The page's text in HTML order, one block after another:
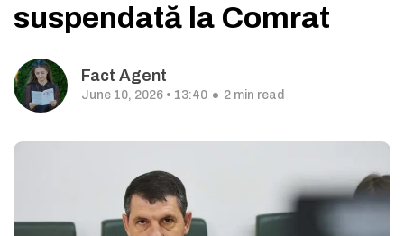
suspendată la Comrat
Fact Agent
June 10, 2026 • 13:40 2 min read